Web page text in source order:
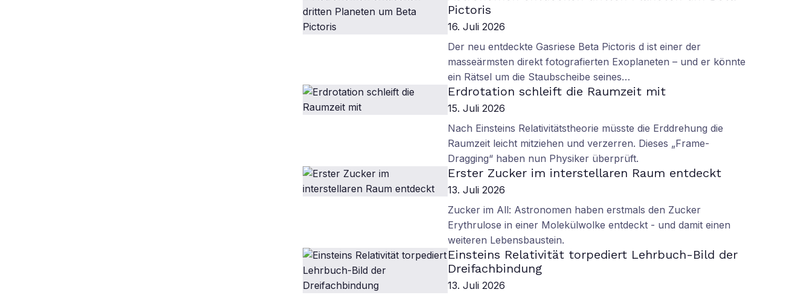
Pictoris
16. Juli 2026
Der neu entdeckte Gasriese Beta Pictoris d ist einer der
masseärmsten direkt fotografierten Exoplaneten – und er könnte
ein Rätsel um die Staubscheibe seines…
Erdrotation schleift die Raumzeit mit
15. Juli 2026
Nach Einsteins Relativitätstheorie müsste die Erddrehung die
Raumzeit leicht mitziehen und verzerren. Dieses „Frame-
Dragging“ haben nun Physiker überprüft.
Erster Zucker im interstellaren Raum entdeckt
13. Juli 2026
Zucker im All: Astronomen haben erstmals den Zucker
Erythrulose in einer Molekülwolke entdeckt - und damit einen
weiteren Lebensbaustein.
Einsteins Relativität torpediert Lehrbuch-Bild der
Dreifachbindung
13. Juli 2026